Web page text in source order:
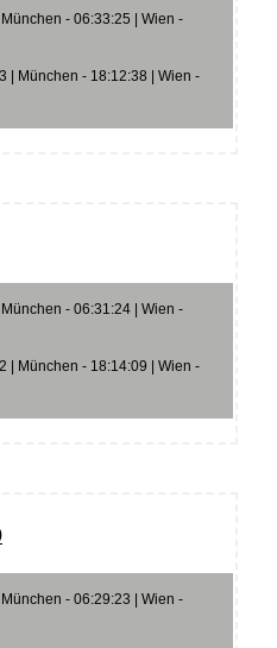
- 06:33:25 | Wien -
| München - 18:12:38 | Wien -
- 06:31:24 | Wien -
| München - 18:14:09 | Wien -
- 06:29:23 | Wien -